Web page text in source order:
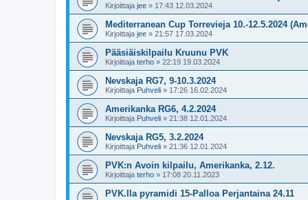
Kirjoittaja jee » 17:43 12.03.2024
Mediterranean Cup Torrevieja 10.-12.5.2024
Kirjoittaja jee » 21:57 17.03.2024
Pääsiäiskilpailu Kruunu PVK
Kirjoittaja terho » 22:19 19.03.2024
Nevskaja RG7, 9-10.3.2024
Kirjoittaja Puhveli » 17:26 16.02.2024
Amerikanka RG6, 4.2.2024
Kirjoittaja Puhveli » 21:38 12.01.2024
Nevskaja RG5, 3.2.2024
Kirjoittaja Puhveli » 21:36 12.01.2024
PVK:n Avoin kilpailu, Amerikanka, 2.12.
Kirjoittaja terho » 17:08 20.11.2023
PVK.lla pyramidi 15-Palloa Perjantaina 24.11